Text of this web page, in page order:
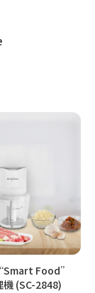
Food”
(SC-2848)